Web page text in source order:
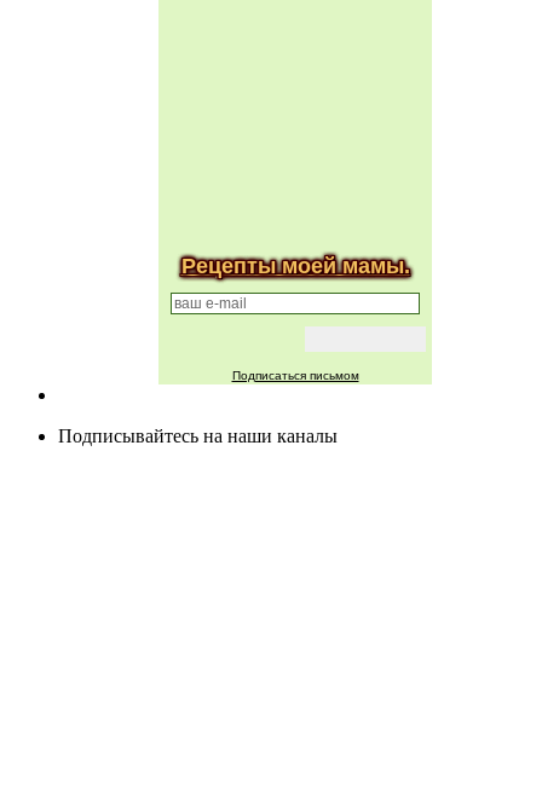
Рецепты моей мамы.
Подписаться письмом
Подписывайтесь на наши каналы